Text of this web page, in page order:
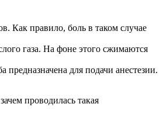
Как правило, боль в таком случае
газа. На фоне этого сжимаются
для подачи анестезии.
проводилась такая